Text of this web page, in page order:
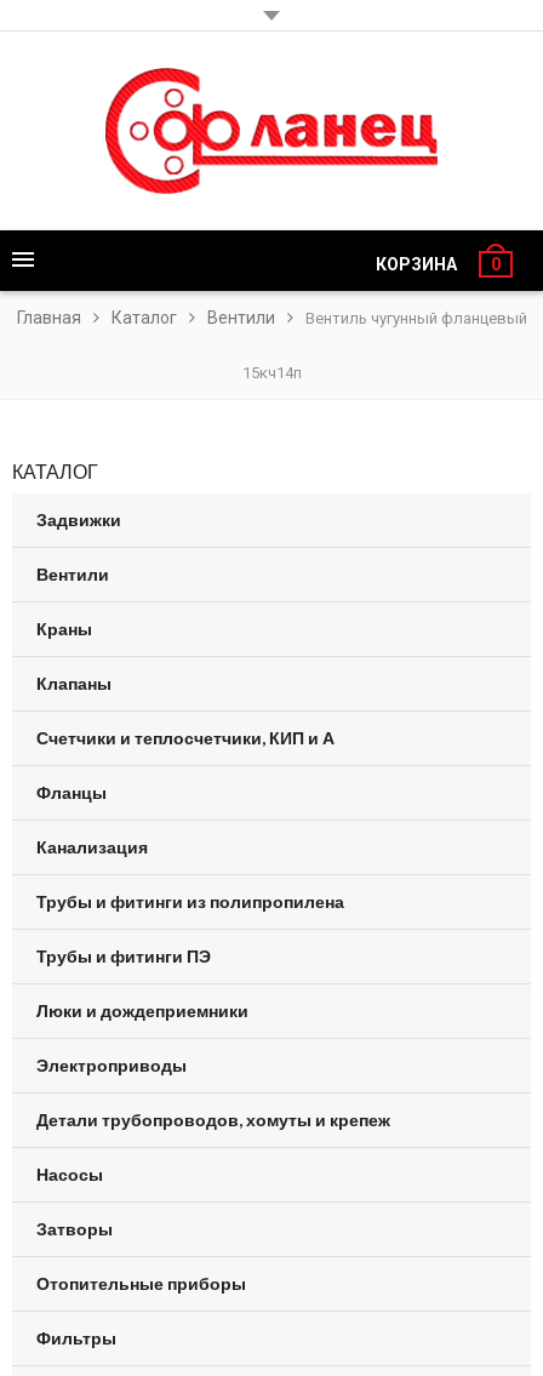
КОРЗИНА 0
Главная Каталог Вентили Вентиль чугунный фланцевый
15кч14п
КАТАЛОГ
Задвижки
Вентили
Краны
Клапаны
Счетчики и теплосчетчики, КИП и А
Фланцы
Канализация
Трубы и фитинги из полипропилена
Трубы и фитинги ПЭ
Люки и дождеприемники
Электроприводы
Детали трубопроводов, хомуты и крепеж
Насосы
Затворы
Отопительные приборы
Фильтры